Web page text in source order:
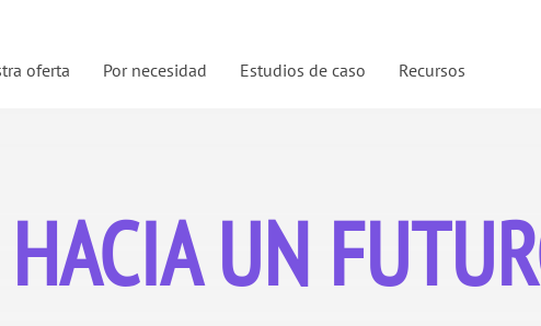
oferta Por necesidad Estudios de caso Recursos
UN